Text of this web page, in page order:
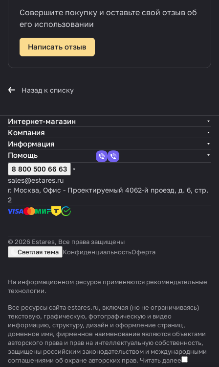
Совершите покупку и оставьте свой отзыв об
его использовании
Написать отзыв
Назад к списку
Интернет-магазин
Компания
Информация
Помощь
8 800 500 66 63
sales@estares.ru
г. Москва, Офис - Проектируемый 4062-й проезд, д. 6, стр.
2
© 2026 Estares, Все права защищены
Светлая тема КонфиденциальностьОферта
На информационном ресурсе применяются рекомендательные
технологии.
Все ресурсы сайта estares.ru, включая (но не ограничиваясь)
текстовую, графическую, фотографическую и видео
информацию, структуру, дизайн и оформление страниц,
доменное имя, фирменное наименование являются объектами
авторского права и прав на интеллектуальную собственность,
защищены российским законодательством и международными
соглашениями об охране авторских прав. Читать далее